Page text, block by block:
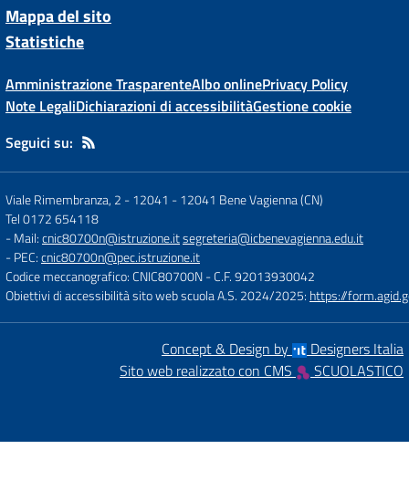
Mappa del sito
Statistiche
Amministrazione TrasparenteAlbo onlinePrivacy Policy
Note LegaliDichiarazioni di accessibilitàGestione cookie
Seguici su:
Viale Rimembranza, 2 - 12041 -12041 Bene Vagienna (CN)
Tel 0172 654118
- Mail:cnic80700n@istruzione.itsegreteria@icbenevagienna.edu.it
- PEC:cnic80700n@pec.istruzione.it
Codice meccanografico: CNIC80700N- C.F. 92013930042
Obiettivi di accessibilità sito web scuola A.S. 2024/2025: https://
Concept & Design by
Designers Italia
Sito web realizzato con CMS
SCUOLASTICO